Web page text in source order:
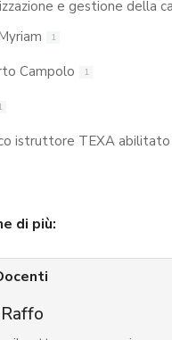
e gestione della
1
Campolo 1
istruttore TEXA abilitato
di più: